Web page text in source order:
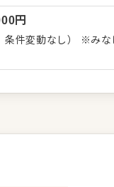
みで連休取得も可能
ャンスが多い。独立
円
件変動なし） ※みな